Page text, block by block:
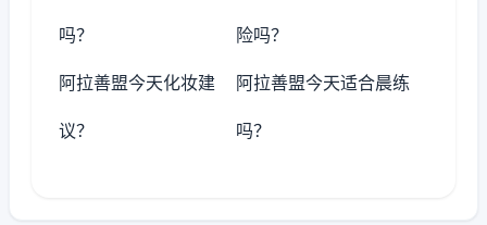
吗？ 险吗？
阿拉善盟今天化妆建
议？
阿拉善盟今天适合晨练
吗？